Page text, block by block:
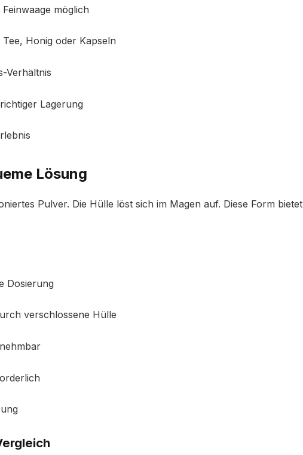
möglich
Honig oder Kapseln
Lagerung
Lösung
Pulver. Die Hülle löst sich im Magen auf. Diese Form bietet
verschlossene Hülle